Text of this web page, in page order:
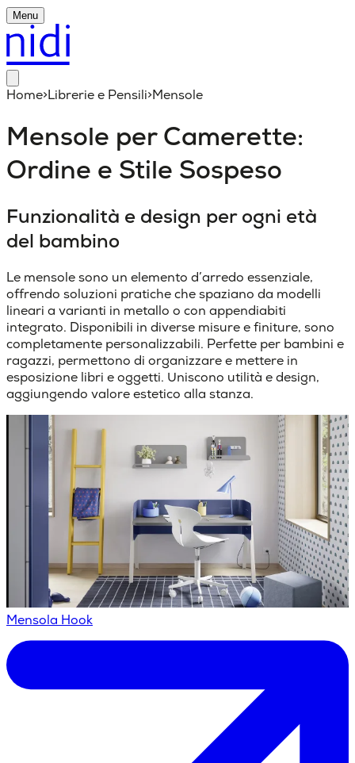
Menu
Home>Librerie e Pensili>Mensole
Mensole per Camerette:
Ordine e Stile Sospeso
Funzionalità e design per ogni età
del bambino
Le mensole sono un elemento d’arredo essenziale,
offrendo soluzioni pratiche che spaziano da modelli
lineari a varianti in metallo o con appendiabiti
integrato. Disponibili in diverse misure e finiture, sono
completamente personalizzabili. Perfette per bambini e
ragazzi, permettono di organizzare e mettere in
esposizione libri e oggetti. Uniscono utilità e design,
aggiungendo valore estetico alla stanza.
Mensola Hook